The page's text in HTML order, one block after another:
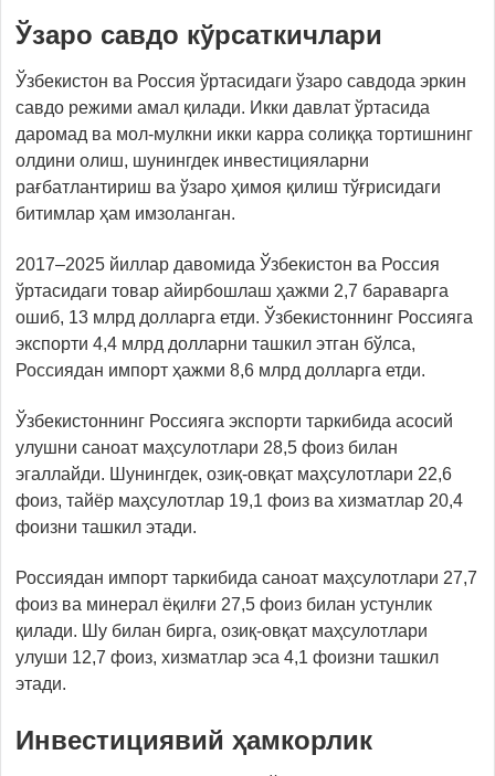
Ўзаро савдо кўрсаткичлари
Ўзбекистон ва Россия ўртасидаги ўзаро савдода эркин
савдо режими амал қилади. Икки давлат ўртасида
даромад ва мол-мулкни икки карра солиққа тортишнинг
олдини олиш, шунингдек инвестицияларни
рағбатлантириш ва ўзаро ҳимоя қилиш тўғрисидаги
битимлар ҳам имзоланган.
2017–2025 йиллар давомида Ўзбекистон ва Россия
ўртасидаги товар айирбошлаш ҳажми 2,7 бараварга
ошиб, 13 млрд долларга етди. Ўзбекистоннинг Россияга
экспорти 4,4 млрд долларни ташкил этган бўлса,
Россиядан импорт ҳажми 8,6 млрд долларга етди.
Ўзбекистоннинг Россияга экспорти таркибида асосий
улушни саноат маҳсулотлари 28,5 фоиз билан
эгаллайди. Шунингдек, озиқ-овқат маҳсулотлари 22,6
фоиз, тайёр маҳсулотлар 19,1 фоиз ва хизматлар 20,4
фоизни ташкил этади.
Россиядан импорт таркибида саноат маҳсулотлари 27,7
фоиз ва минерал ёқилғи 27,5 фоиз билан устунлик
қилади. Шу билан бирга, озиқ-овқат маҳсулотлари
улуши 12,7 фоиз, хизматлар эса 4,1 фоизни ташкил
этади.
Инвестициявий ҳамкорлик